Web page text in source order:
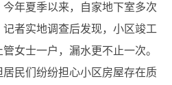
年夏季以来，自家地下室多次
者实地调查后发现，小区竣工
女士一户，漏水更不止一次。
民们纷纷担心小区房屋存在质